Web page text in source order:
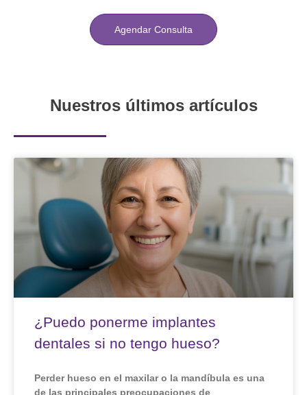
Agendar Consulta
Nuestros últimos artículos
¿Puedo ponerme implantes
dentales si no tengo hueso?
Perder hueso en el maxilar o la mandíbula es una
de las principales preocupaciones de